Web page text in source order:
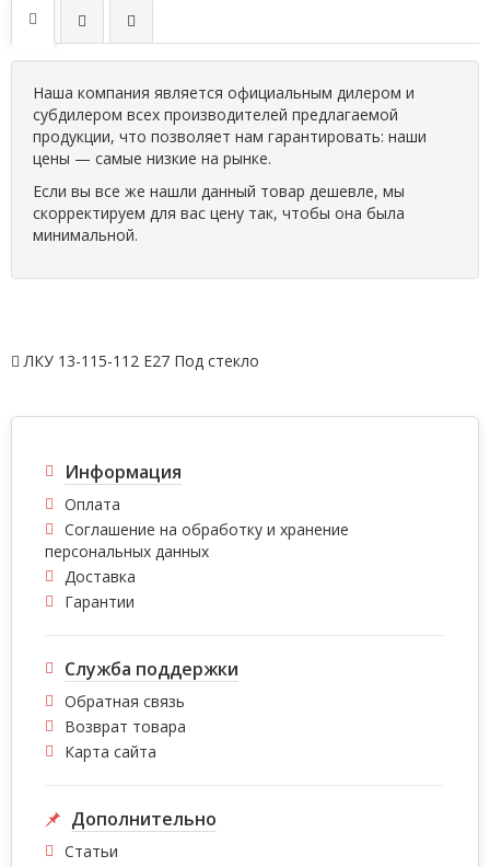
Наша компания является официальным дилером и
субдилером всех производителей предлагаемой
продукции, что позволяет нам гарантировать: наши
цены — самые низкие на рынке.
Если вы все же нашли данный товар дешевле, мы
скорректируем для вас цену так, чтобы она была
минимальной.
ЛКУ 13-115-112 Е27 Под стекло
Информация
Оплата
Соглашение на обработку и хранение
персональных данных
Доставка
Гарантии
Служба поддержки
Обратная связь
Возврат товара
Карта сайта
Дополнительно
Статьи